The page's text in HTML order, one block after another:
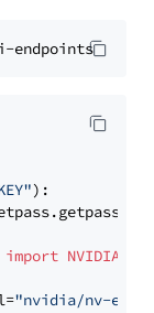
):
import
"nvidia/nv-